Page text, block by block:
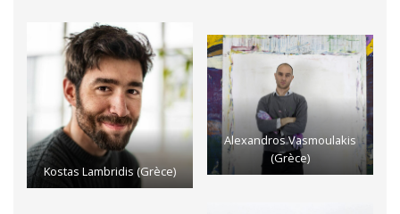
Kostas Lambridis (Grèce)
Alexandros Vasmoulakis
(Grèce)